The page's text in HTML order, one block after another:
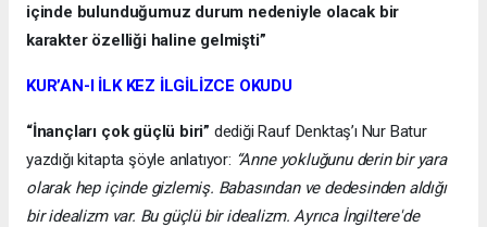
içinde bulunduğumuz durum nedeniyle olacak bir
karakter özelliği haline gelmişti”
KUR’AN-I İLK KEZ İLGİLİZCE OKUDU
“İnançları çok güçlü biri” dediği Rauf Denktaş’ı Nur Batur
yazdığı kitapta şöyle anlatıyor: “Anne yokluğunu derin bir yara
olarak hep içinde gizlemiş. Babasından ve dedesinden aldığı
bir idealizm var. Bu güçlü bir idealizm. Ayrıca İngiltere'de